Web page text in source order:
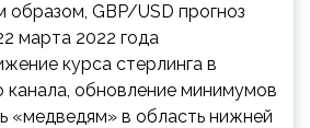
образом, GBP/USD прогноз
марта 2022 года
курса стерлинга в
канала, обновление минимумов
«медведям» в область нижней